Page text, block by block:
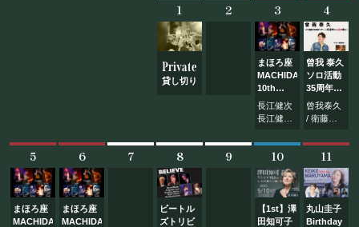
RESERVATION
フード&ドリンク
PRIVATE
1
Private
貸し切り
2 3
まほろ座
MACHIDA
10th
ANNIVERSARY
長江健次
オリジナ
ゲスト：
長江健次
長江健次
[NAO・太
田公一・
根岸和
寿・久保
田響]
ゲスト：
新井康弘
4
曾我 泰久
ソロ活動
35周年ツ
アー
～珍道中
にも春が
曾我泰久
/ 衛藤浩
5
まほろ座
MACHIDA
6
まほろ座
MACHIDA
7 8
ビートル
ズトリビ
9 10
【1st】澤
田知可子
11
丸山圭子
Birthday